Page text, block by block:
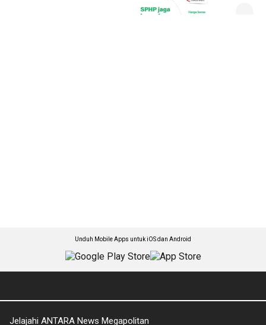
Unduh Mobile Apps untuk iOS dan Android
Jelajahi ANTARA News Megapolitan